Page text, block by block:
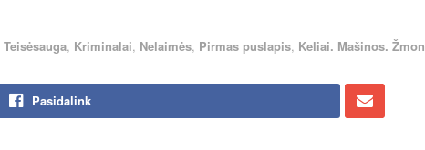
Teisėsauga, Kriminalai, Nelaimės, Pirmas puslapis, Keliai. Mašinos.
Pasidalink